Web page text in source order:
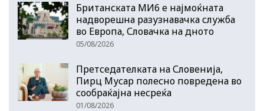
Британската МИ6 е најмоќната
надворешна разузнавачка служба
во Европа, Словачка на дното
05/08/2026
Претседателката на Словенија,
Пирц Мусар полесно повредена во
сообраќајна несреќа
01/08/2026